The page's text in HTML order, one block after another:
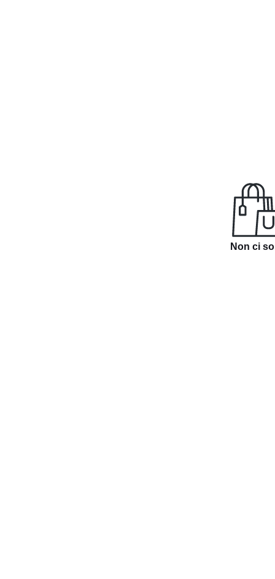
Non ci